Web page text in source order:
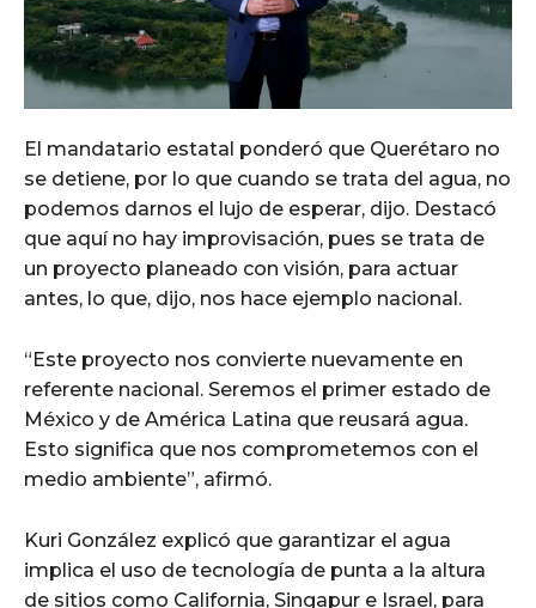
El mandatario estatal ponderó que Querétaro no
se detiene, por lo que cuando se trata del agua, no
podemos darnos el lujo de esperar, dijo. Destacó
que aquí no hay improvisación, pues se trata de
un proyecto planeado con visión, para actuar
antes, lo que, dijo, nos hace ejemplo nacional.
“Este proyecto nos convierte nuevamente en
referente nacional. Seremos el primer estado de
México y de América Latina que reusará agua.
Esto significa que nos comprometemos con el
medio ambiente”, afirmó.
Kuri González explicó que garantizar el agua
implica el uso de tecnología de punta a la altura
de sitios como California, Singapur e Israel, para